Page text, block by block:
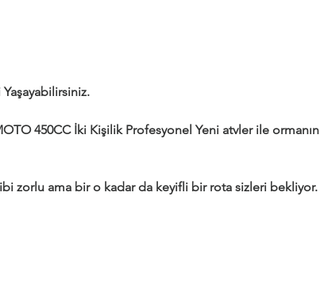
450CC İki Kişilik Profesyonel Yeni atvler ile ormanın
zorlu ama bir o kadar da keyifli bir rota sizleri bekliyor.